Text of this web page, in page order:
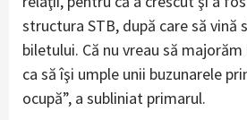
structura STB, după care să vină
biletului. Că nu vreau să
ca să îşi umple unii buzunarele
ocupă”, a subliniat primarul.